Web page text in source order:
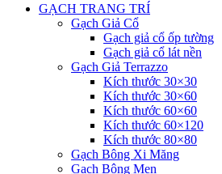
GẠCH TRANG TRÍ
Gạch Giả Cổ
Gạch giả cổ ốp tường
Gạch giả cổ lát nền
Gạch Giả Terrazzo
Kích thước 30×30
Kích thước 30×60
Kích thước 60×60
Kích thước 60×120
Kích thước 80×80
Gạch Bông Xi Măng
Gạch Bông Men